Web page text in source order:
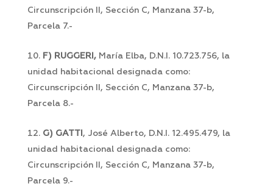
Circunscripción II, Sección C, Manzana 37-b,
Parcela 7.-
F) RUGGERI,María Elba, D.N.I. 10.723.756, la
unidad habitacional designada como:
Circunscripción II, Sección C, Manzana 37-b,
Parcela 8.-
G) GATTI , José Alberto, D.N.I. 12.495.479, la
unidad habitacional designada como:
Circunscripción II, Sección C, Manzana 37-b,
Parcela 9.-